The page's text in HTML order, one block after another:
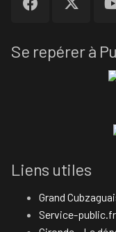
Se repérer à
Liens utiles
Grand
Service-public.fr